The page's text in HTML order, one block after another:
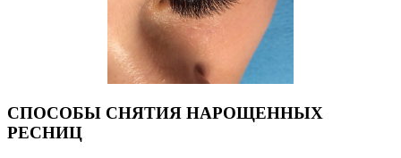
СПОСОБЫ СНЯТИЯ НАРОЩЕННЫХ
РЕСНИЦ